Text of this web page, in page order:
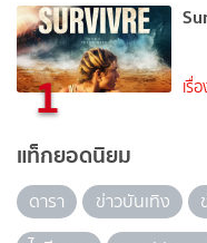
1 เรื่
แท็กยอดนิยม
ดารา ข่าวบันเทิง